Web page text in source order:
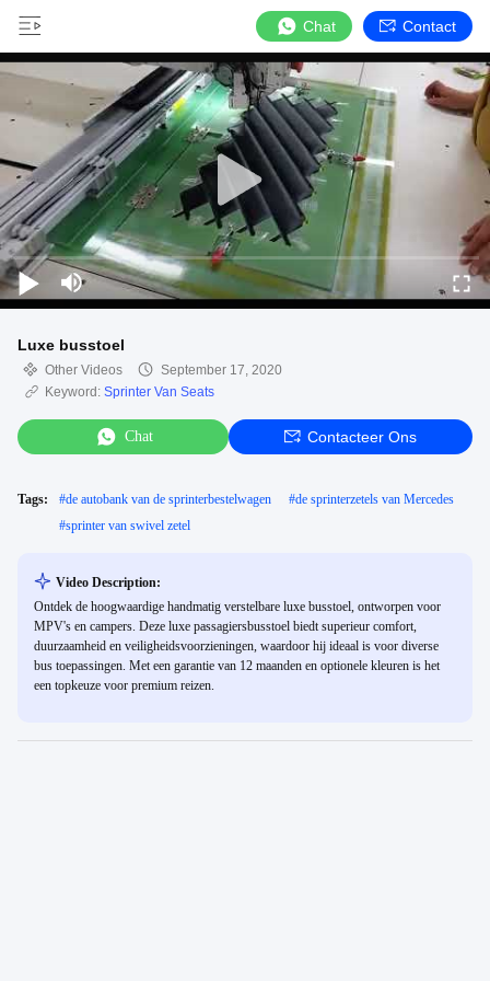
Chat Contact
Luxe busstoel
Other Videos
September 17, 2020
Keyword: Sprinter Van Seats
Chat Contacteer Ons
Tags: #de autobank van de sprinterbestelwagen #de sprinterzetels van Mercedes
#sprinter van swivel zetel
Video Description:
Ontdek de hoogwaardige handmatig verstelbare luxe busstoel, ontworpen voor
MPV's en campers. Deze luxe passagiersbusstoel biedt superieur comfort,
duurzaamheid en veiligheidsvoorzieningen, waardoor hij ideaal is voor diverse
bus toepassingen. Met een garantie van 12 maanden en optionele kleuren is het
een topkeuze voor premium reizen.